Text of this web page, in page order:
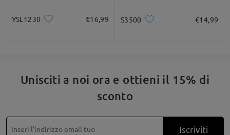
YSL1230 €16,99 S3500 €14,99
Unisciti a noi ora e ottieni il 15% di
sconto
Iscriviti